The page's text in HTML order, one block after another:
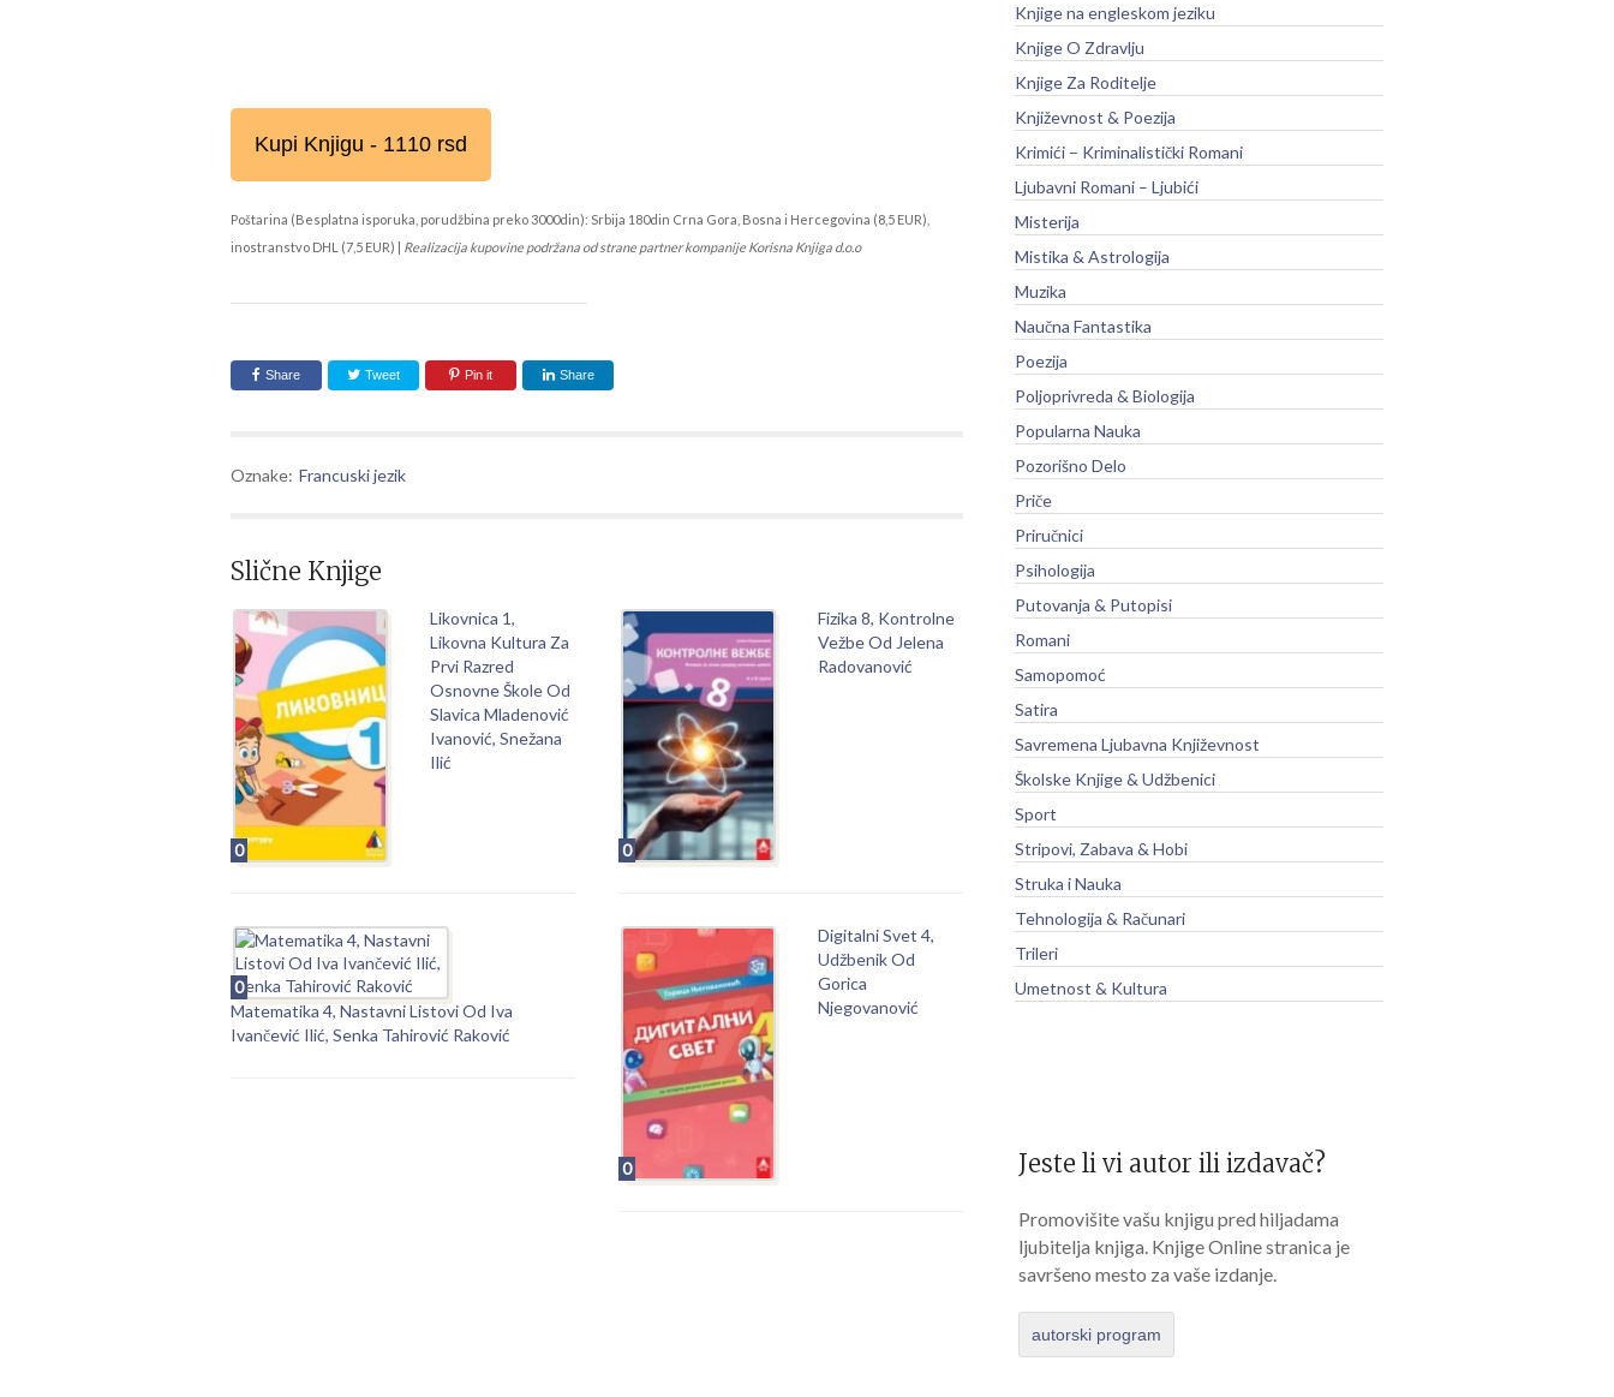
Kupi Knjigu - 1110 rsd
Poštarina (Besplatna isporuka, porudžbina preko 3000din): Srbija 180din Crna Gora, Bosna i Hercegovina (8,5 EUR),
inostranstvo DHL (7,5 EUR) | Realizacija kupovine podržana od strane partner kompanije Korisna Knjiga d.o.o
Share Tweet Pin it Share
Oznake: Francuski jezik
Slične Knjige
0
Likovnica 1,
Likovna Kultura Za
Prvi Razred
Osnovne Škole Od
Slavica Mladenović
Ivanović, Snežana
Ilić
0
Fizika 8, Kontrolne
Vežbe Od Jelena
Radovanović
0
Matematika 4, Nastavni Listovi Od Iva
Ivančević Ilić, Senka Tahirović Raković
0
Digitalni Svet 4,
Udžbenik Od
Gorica
Njegovanović
Knjige na engleskom jeziku
Knjige O Zdravlju
Knjige Za Roditelje
Književnost & Poezija
Krimići – Kriminalistički Romani
Ljubavni Romani – Ljubići
Misterija
Mistika & Astrologija
Muzika
Naučna Fantastika
Poezija
Poljoprivreda & Biologija
Popularna Nauka
Pozorišno Delo
Priče
Priručnici
Psihologija
Putovanja & Putopisi
Romani
Samopomoć
Satira
Savremena Ljubavna Književnost
Školske Knjige & Udžbenici
Sport
Stripovi, Zabava & Hobi
Struka i Nauka
Tehnologija & Računari
Trileri
Umetnost & Kultura
Jeste li vi autor ili izdavač?
Promovišite vašu knjigu pred hiljadama
ljubitelja knjiga. Knjige Online stranica je
savršeno mesto za vaše izdanje.
autorski program